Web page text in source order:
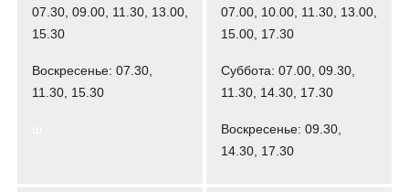
07.30, 09.00, 11.30, 13.00,
15.30
Воскресенье: 07.30,
11.30, 15.30
07.00, 10.00, 11.30, 13.00,
15.00, 17.30
Суббота: 07.00, 09.30,
11.30, 14.30, 17.30
Воскресенье: 09.30,
14.30, 17.30